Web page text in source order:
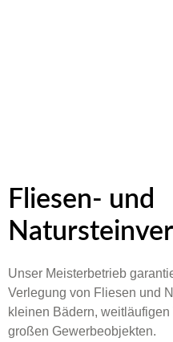
Fliesen- und
Unser Meisterbetrieb
Verlegung von Fliesen und
kleinen Bädern,
großen Gewerbeobjekten.